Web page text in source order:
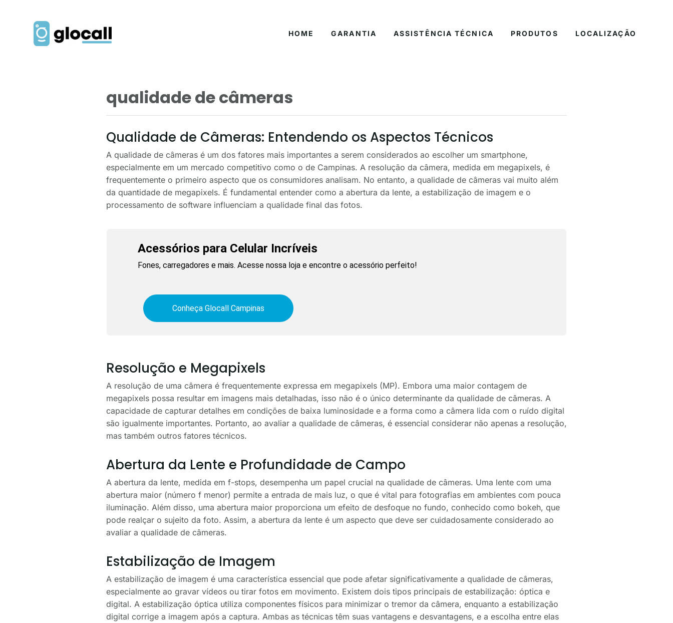
HOME GARANTIA ASSISTÊNCIA TÉCNICA PRODUTOS LOCALIZAÇÃO
qualidade de câmeras
Qualidade de Câmeras: Entendendo os Aspectos Técnicos
A qualidade de câmeras é um dos fatores mais importantes a serem considerados ao escolher um smartphone,
especialmente em um mercado competitivo como o de Campinas. A resolução da câmera, medida em megapixels, é
frequentemente o primeiro aspecto que os consumidores analisam. No entanto, a qualidade de câmeras vai muito além
da quantidade de megapixels. É fundamental entender como a abertura da lente, a estabilização de imagem e o
processamento de software influenciam a qualidade final das fotos.
Acessórios para Celular Incríveis
Fones, carregadores e mais. Acesse nossa loja e encontre o acessório perfeito!
Conheça Glocall Campinas
Resolução e Megapixels
A resolução de uma câmera é frequentemente expressa em megapixels (MP). Embora uma maior contagem de
megapixels possa resultar em imagens mais detalhadas, isso não é o único determinante da qualidade de câmeras. A
capacidade de capturar detalhes em condições de baixa luminosidade e a forma como a câmera lida com o ruído digital
são igualmente importantes. Portanto, ao avaliar a qualidade de câmeras, é essencial considerar não apenas a resolução,
mas também outros fatores técnicos.
Abertura da Lente e Profundidade de Campo
A abertura da lente, medida em f-stops, desempenha um papel crucial na qualidade de câmeras. Uma lente com uma
abertura maior (número f menor) permite a entrada de mais luz, o que é vital para fotografias em ambientes com pouca
iluminação. Além disso, uma abertura maior proporciona um efeito de desfoque no fundo, conhecido como bokeh, que
pode realçar o sujeito da foto. Assim, a abertura da lente é um aspecto que deve ser cuidadosamente considerado ao
avaliar a qualidade de câmeras.
Estabilização de Imagem
A estabilização de imagem é uma característica essencial que pode afetar significativamente a qualidade de câmeras,
especialmente ao gravar vídeos ou tirar fotos em movimento. Existem dois tipos principais de estabilização: óptica e
digital. A estabilização óptica utiliza componentes físicos para minimizar o tremor da câmera, enquanto a estabilização
digital corrige a imagem após a captura. Ambas as técnicas têm suas vantagens e desvantagens, e a escolha entre elas